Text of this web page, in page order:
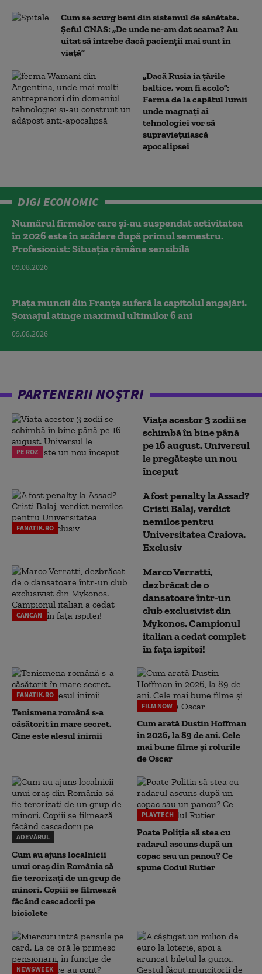
Cum se scurg bani din sistemul de sănătate.
Șeful CNAS: „De unde ne-am dat seama? Au
uitat să întrebe dacă pacienții mai sunt în
viață”
„Dacă Rusia ia țările
baltice, vom fi acolo”:
Ferma de la capătul lumii
unde magnați ai
tehnologiei vor să
supraviețuiască
apocalipsei
DIGI ECONOMIC
Numărul firmelor care și-au suspendat activitatea
în 2026 este în scădere după primul semestru.
Profesionist: Situația rămâne sensibilă
09.08.2026
Piața muncii din Franța suferă la capitolul angajări.
Șomajul atinge maximul ultimilor 6 ani
09.08.2026
PARTENERII NOȘTRI
PE ROZ
Viața acestor 3 zodii se
schimbă în bine până
pe 16 august. Universul
le pregătește un nou
început
FANATIK.RO
A fost penalty la Assad?
Cristi Balaj, verdict
nemilos pentru
Universitatea Craiova.
Exclusiv
CANCAN
Marco Verratti,
dezbrăcat de o
dansatoare într-un
club exclusivist din
Mykonos. Campionul
italian a cedat complet
în fața ispitei!
FANATIK.RO
Tenismena română s-a
căsătorit în mare secret.
Cine este alesul inimii
FILM NOW
Cum arată Dustin Hoffman
în 2026, la 89 de ani. Cele
mai bune filme și rolurile
de Oscar
ADEVĂRUL
Cum au ajuns localnicii
unui oraș din România să
fie terorizați de un grup de
minori. Copiii se filmează
făcând cascadorii pe
biciclete
PLAYTECH
Poate Poliția să stea cu
radarul ascuns după un
copac sau un panou? Ce
spune Codul Rutier
NEWSWEEK